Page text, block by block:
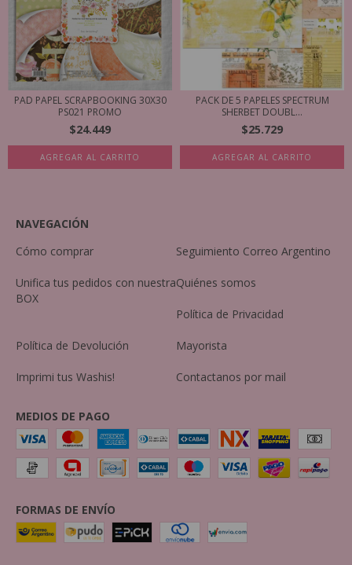
PAD PAPEL SCRAPBOOKING 30X30
PS021 PROMO
$24.449
AGREGAR AL CARRITO
PACK DE 5 PAPELES SPECTRUM
SHERBET DOUBL...
$25.729
NAVEGACIÓN
Cómo comprar
Seguimiento Correo Argentino
Unifica tus pedidos con nuestra
BOX
Quiénes somos
Política de Privacidad
Política de Devolución Mayorista
Imprimi tus Washis! Contactanos por mail
MEDIOS DE PAGO
FORMAS DE ENVÍO